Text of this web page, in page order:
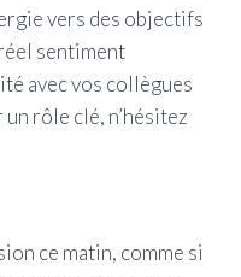
vers des objectifs
sentiment
avec vos collègues
rôle clé, n’hésitez
ce matin, comme si